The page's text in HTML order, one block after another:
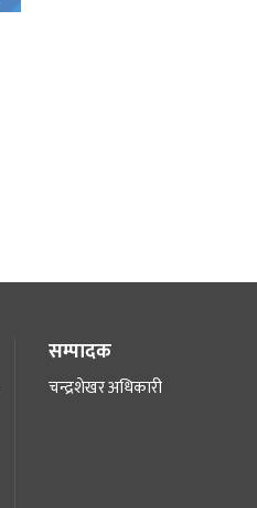
सम्पादक
चन्द्रशेखर अधिकारी